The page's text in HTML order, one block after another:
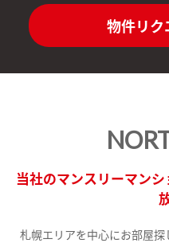
物件リク
当社のマンスリーマン
札幌エリアを中心にお部屋